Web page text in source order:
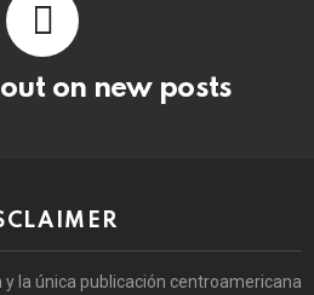
out on new posts
la única publicación centroamericana